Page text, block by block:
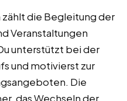
die Begleitung der
Veranstaltungen
unterstützt bei der
und motivierst zur
Die
das Wechseln der